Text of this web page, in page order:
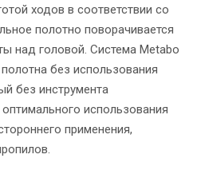
ходов в соответствии со
полотно поворачивается
над головой. Система Metabo
без использования
без инструмента
использования
применения,